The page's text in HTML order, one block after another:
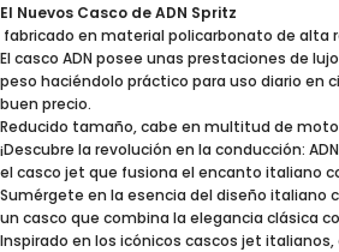
El Nuevos Casco de ADN Spritz
fabricado en material policarbonato de alta
El casco ADN posee unas prestaciones de
peso haciéndolo práctico para uso diario en
buen precio.
Reducido tamaño, cabe en multitud de
¡Descubre la revolución en la conducción:
el casco jet que fusiona el encanto italiano
Sumérgete en la esencia del diseño italiano
un casco que combina la elegancia clásica
Inspirado en los icónicos cascos jet